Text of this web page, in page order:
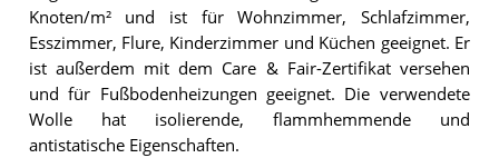
Knoten/m² und ist für Wohnzimmer, Schlafzimmer,
Esszimmer, Flure, Kinderzimmer und Küchen geeignet. Er
ist außerdem mit dem Care & Fair-Zertifikat versehen
und für Fußbodenheizungen geeignet. Die verwendete
Wolle hat isolierende, flammhemmende und
antistatische Eigenschaften.